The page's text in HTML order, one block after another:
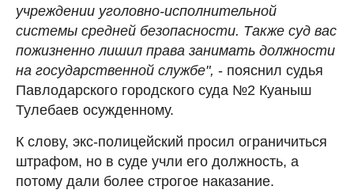
учреждении уголовно-исполнительной
системы средней безопасности. Также суд вас
пожизненно лишил права занимать должности
на государственной службе", - пояснил судья
Павлодарского городского суда №2 Куаныш
Тулебаев осужденному.
К слову, экс-полицейский просил ограничиться
штрафом, но в суде учли его должность, а
потому дали более строгое наказание.